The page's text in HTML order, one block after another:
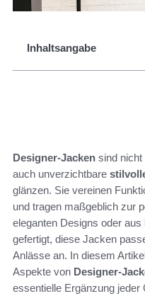
Inhaltsangabe
Designer-Jacken sind nicht
auch unverzichtbare
glänzen. Sie vereinen
und tragen maßgeblich zur
eleganten Designs oder aus
gefertigt, diese Jacken
Anlässe an. In diesem
Aspekte von Designer-
essentielle Ergänzung jeder